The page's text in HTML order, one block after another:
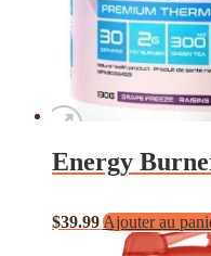
Energy
$39.99Ajouter au